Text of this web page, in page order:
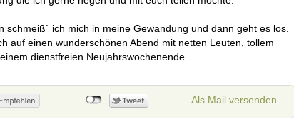
schmeiß` ich mich in meine Gewandung und dann geht es los.
auf einen wunderschönen Abend mit netten Leuten, tollem
dienstfreien Neujahrswochenende.
Als Mail versenden